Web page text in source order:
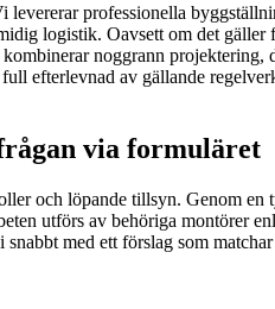
professionella
logistik. Oavsett om det
noggrann
efterlevnad av gällande
via formuläret
och löpande tillsyn. Genom
utförs av behöriga montörer
med ett förslag som